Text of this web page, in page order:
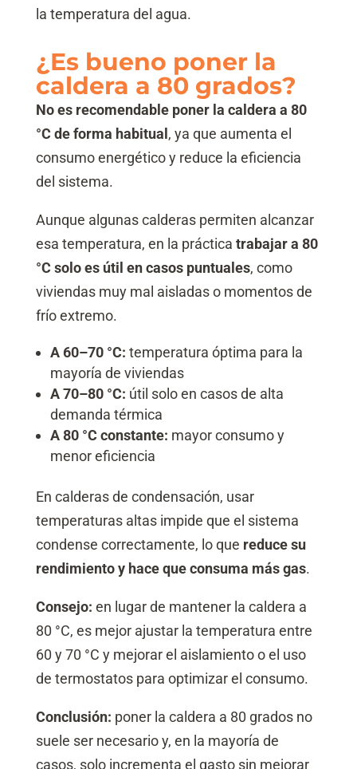
la temperatura del agua.
¿Es bueno poner la
caldera a 80 grados?
No es recomendable poner la caldera a 80
°C de forma habitual , ya que aumenta el
consumo energético y reduce la eficiencia
del sistema.
Aunque algunas calderas permiten alcanzar
esa temperatura, en la práctica trabajar a 80
°C solo es útil en casos puntuales, como
viviendas muy mal aisladas o momentos de
frío extremo.
A 60–70 °C: temperatura óptima para la
mayoría de viviendas
A 70–80 °C: útil solo en casos de alta
demanda térmica
A 80 °C constante: mayor consumo y
menor eficiencia
En calderas de condensación, usar
temperaturas altas impide que el sistema
condense correctamente, lo que reduce su
rendimiento y hace que consuma más gas.
Consejo: en lugar de mantener la caldera a
80 °C, es mejor ajustar la temperatura entre
60 y 70 °C y mejorar el aislamiento o el uso
de termostatos para optimizar el consumo.
Conclusión: poner la caldera a 80 grados no
suele ser necesario y, en la mayoría de
casos, solo incrementa el gasto sin mejorar